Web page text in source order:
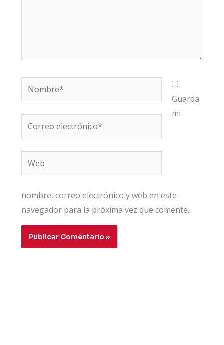
Nombre*
Correo
electrónico*
Web
Guarda
mi
nombre, correo electrónico y web en este
navegador para la próxima vez que comente.